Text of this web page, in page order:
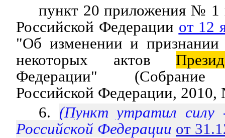
пункт 20 приложения №
Российской Федерации от 12
"Об изменении и признании
некоторых актов
Федерации" (Собрание
Российской Федерации,
6. (Пункт утратил
Российской Федерации от